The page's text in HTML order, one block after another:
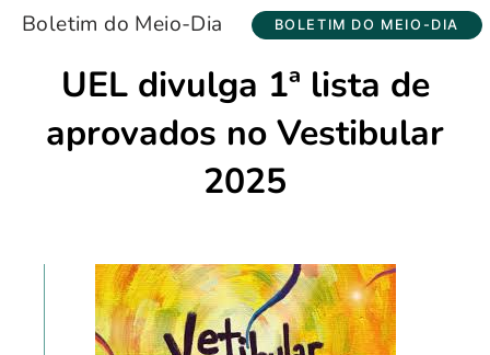
Boletim do Meio-Dia BOLETIM DO MEIO-DIA
UEL divulga 1ª lista de
aprovados no Vestibular
2025